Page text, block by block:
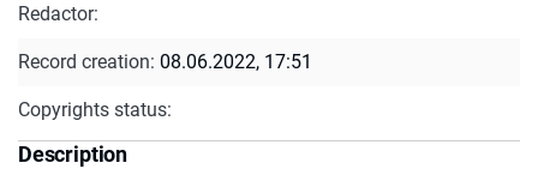
Redactor:
Record creation: 08.06.2022, 17:51
Copyrights status:
Description